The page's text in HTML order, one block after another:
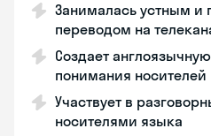
Занималась устным и
переводом на
Создает
понимания носителей
Участвует в
носителями языка